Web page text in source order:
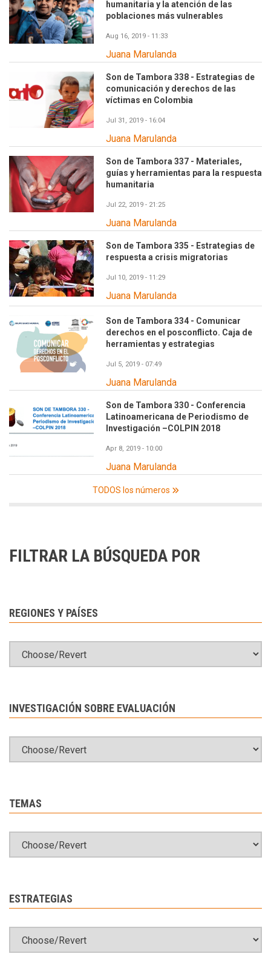
humanitaria y la atención de las
poblaciones más vulnerables
Aug 16, 2019 - 11:33
Juana Marulanda
Son de Tambora 338 - Estrategias de
comunicación y derechos de las
víctimas en Colombia
Jul 31, 2019 - 16:04
Juana Marulanda
Son de Tambora 337 - Materiales,
guías y herramientas para la respuesta
humanitaria
Jul 22, 2019 - 21:25
Juana Marulanda
Son de Tambora 335 - Estrategias de
respuesta a crisis migratorias
Jul 10, 2019 - 11:29
Juana Marulanda
Son de Tambora 334 - Comunicar
derechos en el posconflicto. Caja de
herramientas y estrategias
Jul 5, 2019 - 07:49
Juana Marulanda
Son de Tambora 330 - Conferencia
Latinoamericana de Periodismo de
Investigación –COLPIN 2018
Apr 8, 2019 - 10:00
Juana Marulanda
TODOS los números
FILTRAR LA BÚSQUEDA POR
REGIONES Y PAÍSES
INVESTIGACIÓN SOBRE EVALUACIÓN
TEMAS
ESTRATEGIAS